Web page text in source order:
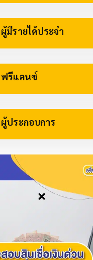
มีรายได้ประจำ
ฟรีแลนซ์
ประกอบการ